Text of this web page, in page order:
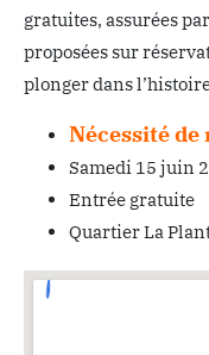
gratuites, assurées
proposées sur
plonger dans
Nécessité
Samedi 15 juin
Entrée gratuite
Quartier La